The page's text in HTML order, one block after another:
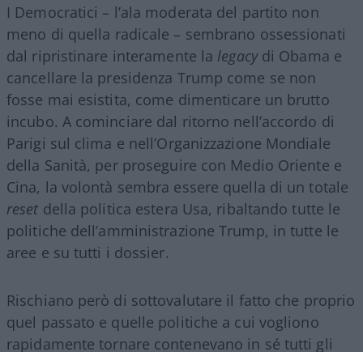
I Democratici – l’ala moderata del partito non
meno di quella radicale – sembrano ossessionati
dal ripristinare interamente la legacydi Obama e
cancellare la presidenza Trump come se non
fosse mai esistita, come dimenticare un brutto
incubo. A cominciare dal ritorno nell’accordo di
Parigi sul clima e nell’Organizzazione Mondiale
della Sanità, per proseguire con Medio Oriente e
Cina, la volontà sembra essere quella di un totale
reset della politica estera Usa, ribaltando tutte le
politiche dell’amministrazione Trump, in tutte le
aree e su tutti i dossier.
Rischiano però di sottovalutare il fatto che proprio
quel passato e quelle politiche a cui vogliono
rapidamente tornare contenevano in sé tutti gli